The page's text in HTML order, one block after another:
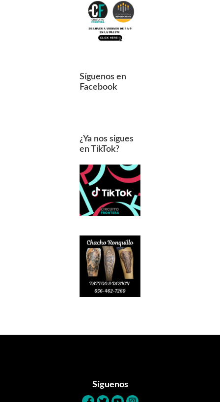
Síguenos en
Facebook
¿Ya nos sigues
en TikTok?
Síguenos